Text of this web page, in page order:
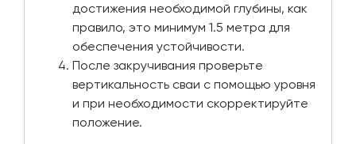
достижения необходимой глубины, как
правило, это минимум 1.5 метра для
обеспечения устойчивости.
После закручивания проверьте
вертикальность сваи с помощью уровня
и при необходимости скорректируйте
положение.